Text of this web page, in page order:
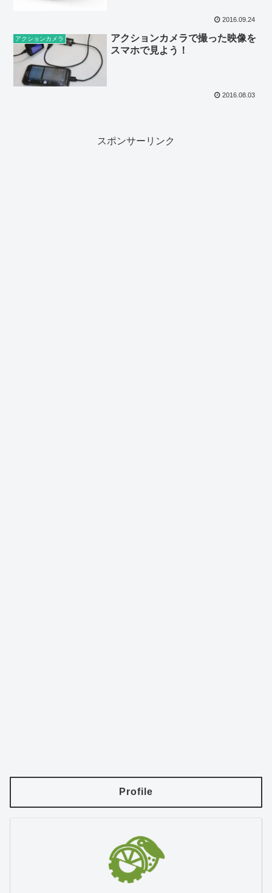
2016.09.24
アクションカメラ
アクションカメラで撮った映像を
スマホで見よう！
2016.08.03
スポンサーリンク
Profile